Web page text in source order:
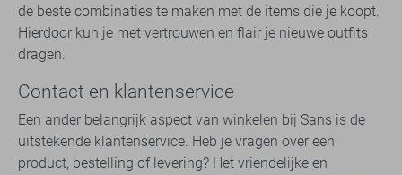
de beste combinaties te maken met de items die je koopt.
Hierdoor kun je met vertrouwen en flair je nieuwe outfits
dragen.
Contact en klantenservice
Een ander belangrijk aspect van winkelen bij Sans is de
uitstekende klantenservice. Heb je vragen over een
product, bestelling of levering? Het vriendelijke en